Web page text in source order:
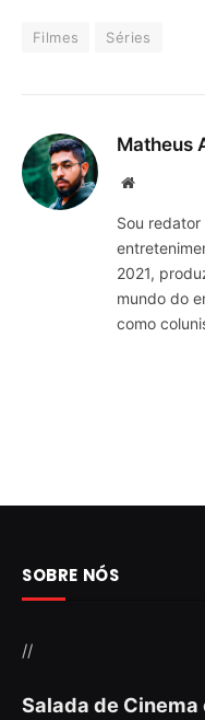
Filmes Séries
Matheus
Website
Sou
2021,
mundo do
como
SOBRE NÓS
//
Salada de